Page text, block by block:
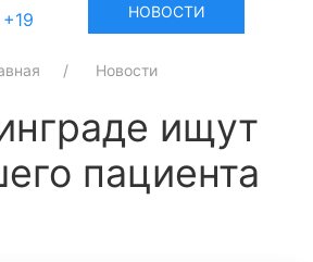
+19 НОВОСТИ
Новости
ищут
пациента